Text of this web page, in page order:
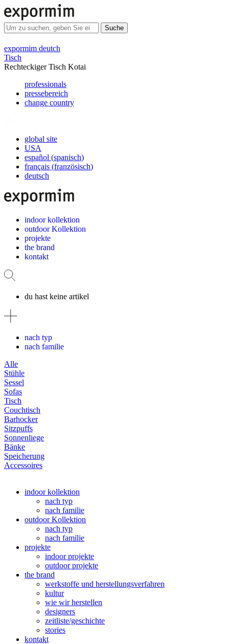
Suche
expormim deutch
Tisch
Rechteckiger Tisch Kotai
professionals
pressebereich
change country
global site
USA
español (spanisch)
français (französisch)
deutsch
indoor kollektion
outdoor Kollektion
projekte
the brand
kontakt
du hast keine artikel
nach typ
nach familie
Alle
Stühle
Sessel
Sofas
Tisch
Couchtisch
Barhocker
Sitzpuffs
Sonnenliege
Bänke
Speicherung
Accessoires
indoor kollektion
nach typ
nach familie
outdoor Kollektion
nach typ
nach familie
projekte
indoor projekte
outdoor projekte
the brand
werkstoffe und herstellungsverfahren
kultur
wie wir herstellen
designers
zeitliste/geschichte
stories
kontakt